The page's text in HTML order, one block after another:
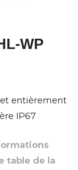
WP
entièrement
IP67
table de la